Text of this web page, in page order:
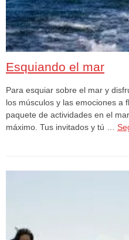
Esquiando el mar
Para esquiar sobre el mar y
los músculos y las emociones a
paquete de actividades en el
máximo. Tus invitados y tú …